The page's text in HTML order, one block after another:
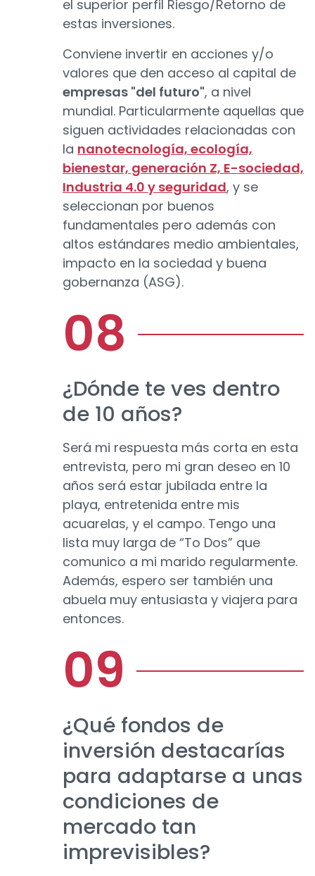
el superior perfil Riesgo/Retorno de
estas inversiones.
Conviene invertir en acciones y/o
valores que den acceso al capital de
empresas "del futuro", a nivel
mundial. Particularmente aquellas que
siguen actividades relacionadas con
la nanotecnología, ecología,
bienestar, generación Z, E-sociedad,
Industria 4.0 y seguridad, y se
seleccionan por buenos
fundamentales pero además con
altos estándares medio ambientales,
impacto en la sociedad y buena
gobernanza (ASG).
¿Dónde te ves dentro
de 10 años?
Será mi respuesta más corta en esta
entrevista, pero mi gran deseo en 10
años será estar jubilada entre la
playa, entretenida entre mis
acuarelas, y el campo. Tengo una
lista muy larga de “To Dos” que
comunico a mi marido regularmente.
Además, espero ser también una
abuela muy entusiasta y viajera para
entonces.
¿Qué fondos de
inversión destacarías
para adaptarse a unas
condiciones de
mercado tan
imprevisibles?